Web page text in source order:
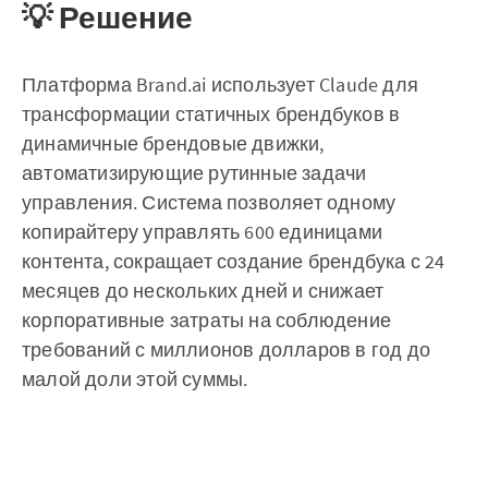
💡 Решение
Платформа Brand.ai использует Claude для
трансформации статичных брендбуков в
динамичные брендовые движки,
автоматизирующие рутинные задачи
управления. Система позволяет одному
копирайтеру управлять 600 единицами
контента, сокращает создание брендбука с 24
месяцев до нескольких дней и снижает
корпоративные затраты на соблюдение
требований с миллионов долларов в год до
малой доли этой суммы.